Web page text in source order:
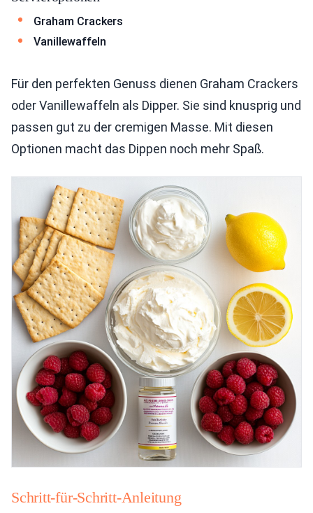
Graham Crackers
Vanillewaffeln
Für den perfekten Genuss dienen Graham Crackers
oder Vanillewaffeln als Dipper. Sie sind knusprig und
passen gut zu der cremigen Masse. Mit diesen
Optionen macht das Dippen noch mehr Spaß.
Schritt-für-Schritt-Anleitung